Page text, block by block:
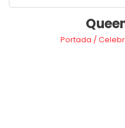
Portada /